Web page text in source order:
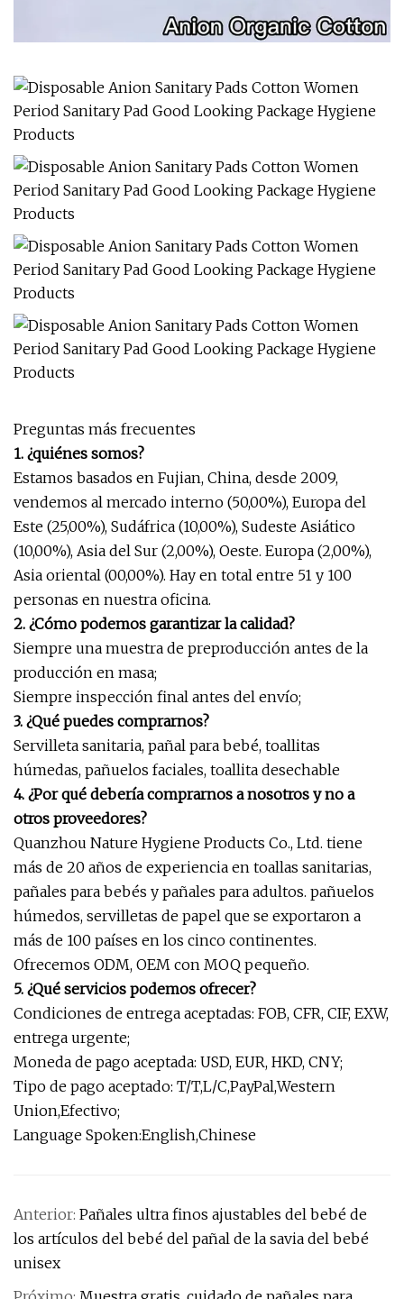
Preguntas más frecuentes
1. ¿quiénes somos?
Estamos basados ​​en Fujian, China, desde 2009,
vendemos al mercado interno (50,00%), Europa del
Este (25,00%), Sudáfrica (10,00%), Sudeste Asiático
(10,00%), Asia del Sur (2,00%), Oeste. Europa (2,00%),
Asia oriental (00,00%). Hay en total entre 51 y 100
personas en nuestra oficina.
2. ¿Cómo podemos garantizar la calidad?
Siempre una muestra de preproducción antes de la
producción en masa;
Siempre inspección final antes del envío;
3. ¿Qué puedes comprarnos?
Servilleta sanitaria, pañal para bebé, toallitas
húmedas, pañuelos faciales, toallita desechable
4. ¿Por qué debería comprarnos a nosotros y no a
otros proveedores?
Quanzhou Nature Hygiene Products Co., Ltd. tiene
más de 20 años de experiencia en toallas sanitarias,
pañales para bebés y pañales para adultos. pañuelos
húmedos, servilletas de papel que se exportaron a
más de 100 países en los cinco continentes.
Ofrecemos ODM, OEM con MOQ pequeño.
5. ¿Qué servicios podemos ofrecer?
Condiciones de entrega aceptadas: FOB, CFR, CIF, EXW,
entrega urgente;
Moneda de pago aceptada: USD, EUR, HKD, CNY;
Tipo de pago aceptado: T/T,L/C,PayPal,Western
Union,Efectivo;
Language Spoken:English,Chinese
Anterior: Pañales ultra finos ajustables del bebé de
los artículos del bebé del pañal de la savia del bebé
unisex